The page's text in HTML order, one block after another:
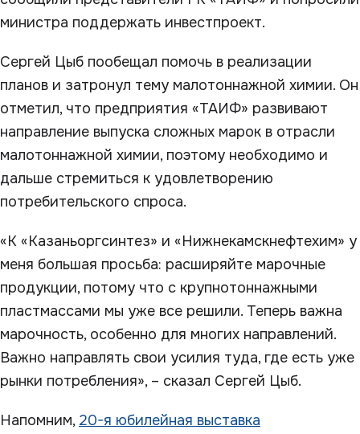
министра поддержать инвестпроект.
Сергей Цыб пообещал помочь в реализации
планов и затронул тему малотоннажной химии. Он
отметил, что предприятия «ТАИФ» развивают
направление выпуска сложных марок в отрасли
малотоннажной химии, поэтому необходимо и
дальше стремиться к удовлетворению
потребительского спроса.
«К «Казаньоргсинтез» и «Нижнекамскнефтехим» у
меня большая просьба: расширяйте марочные
продукции, потому что с крупнотоннажными
пластмассами мы уже все решили. Теперь важна
марочность, особенно для многих направлений.
Важно направлять свои усилия туда, где есть уже
рынки потребления», – сказал Сергей Цыб.
Напомним, 20-я юбилейная выставка